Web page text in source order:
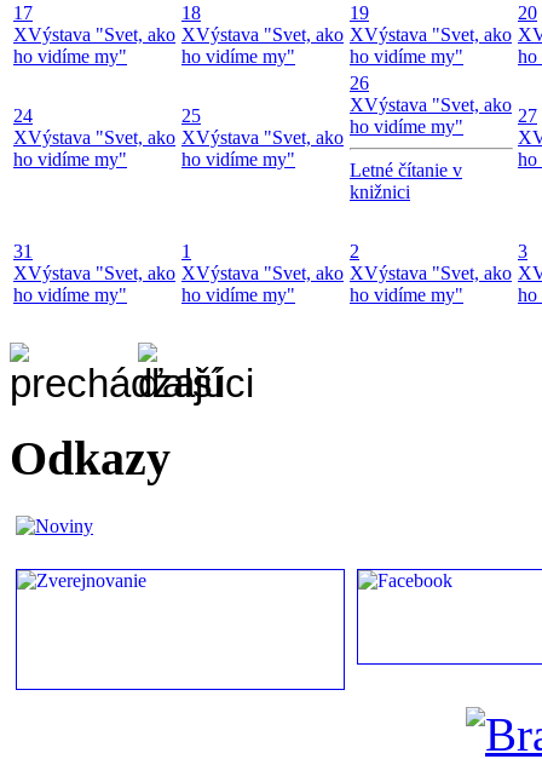
17
XVýstava "Svet, ako
ho vidíme my"
18
XVýstava "Svet, ako
ho vidíme my"
19
XVýstava "Svet, ako
ho vidíme my"
20
X
ho
24
XVýstava "Svet, ako
ho vidíme my"
25
XVýstava "Svet, ako
ho vidíme my"
26
XVýstava "Svet, ako
ho vidíme my"
Letné čítanie v
knižnici
27
X
ho
31
XVýstava "Svet, ako
ho vidíme my"
1
XVýstava "Svet, ako
ho vidíme my"
2
XVýstava "Svet, ako
ho vidíme my"
3
X
ho
Odkazy